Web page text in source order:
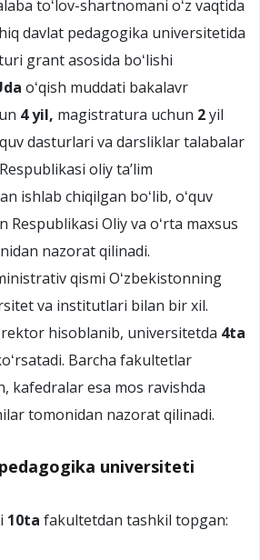
toʻlov-shartnomani oʻz vaqtida
davlat pedagogika universitetida
grant asosida boʻlishi
oʻqish muddati bakalavr
4 yil, magistratura uchun 2yil
dasturlari va darsliklar talabalar
oliy taʼlim
ishlab chiqilgan boʻlib, oʻquv
Respublikasi Oliy va oʻrta maxsus
nazorat qilinadi.
qismi Oʻzbekistonning
va institutlari bilan bir xil.
hisoblanib, universitetda 4ta
Barcha fakultetlar
kafedralar esa mos ravishda
tomonidan nazorat qilinadi.
universiteti
10ta fakultetdan tashkil topgan: